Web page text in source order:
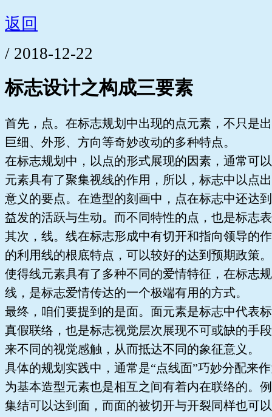
返回
/ 2018-12-22
标志设计之构成三要素
首先，点。在标志规划中出现的点元素，不只是
巨细、外形、方向等奇妙改动的多种特点。
在标志规划中，以点的形式展现的因素，通常可
元素具有了聚集视线的作用，所以，标志中以点
意义的要点。在造型的刻画中，点在标志中还达
益发的活跃与生动。而不同特性的点，也是标志
其次，线。线在标志形成中有切开和指向领导的
的利用线的根底特点，可以较好的达到预期政策
使得线元素具有了多种不同的爱情特征，在标志
线，是标志爱情传达的一个极端有用的方式。
最终，咱们要提到的是面。面元素是标志中代表
真假联络，也是标志视觉层次展现不可或缺的手
来不同的视觉感触，从而抵达不同的象征意义。
具体的规划实践中，通常是“点线面”巧妙分配来
为基本造型元素也是相互之间有着内在联络的。
集结可以达到面，而面的被切开与开裂同样也可